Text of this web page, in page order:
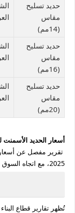
حديد تسليح
مقاس
(14مم)
حديد تسليح
مقاس
(16مم)
حديد تسليح
مقاس
(20مم)
أسعار الحديد الأسمنت
2025، مع اتجاه السوق المحلي وتحديات قطاع البناء بعد التضخم.
تُظهر تقارير قطاع